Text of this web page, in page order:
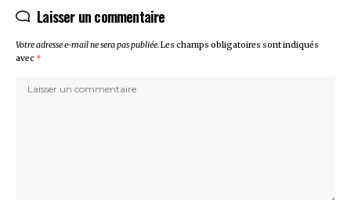
Laisser un commentaire
Votre adresse e-mail ne sera pas publiée.Les champs obligatoires sont indiqués
avec *